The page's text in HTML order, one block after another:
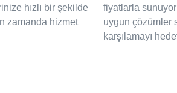
hızlı bir şekilde
zamanda hizmet
fiyatlarla
uygun çözümler
karşılamayı